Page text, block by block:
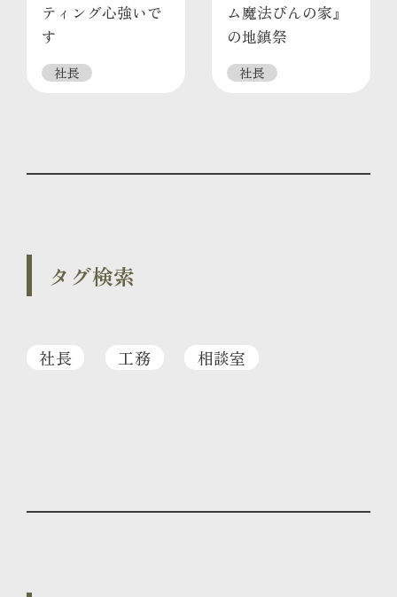
ティング心強いで
す
社長
ム魔法びんの家』
の地鎮祭
社長
タグ検索
社長 工務 相談室